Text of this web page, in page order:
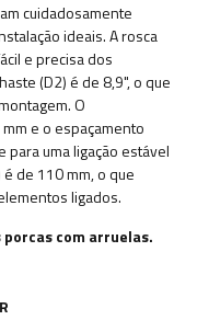
cuidadosamente
ideais. A rosca
e precisa dos
(D2) é de 8,9", o que
O
e o espaçamento
uma ligação estável
de 110 mm, o que
ligados.
porcas com arruelas.